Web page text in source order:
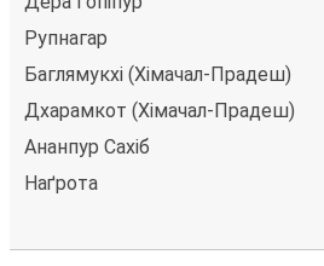
Також ви можете купити квиток
або в касі.
Рупнагар
Баглямукхі (Хімачал-Прадеш)
Дхарамкот (Хімачал-Прадеш)
Ананпур Сахіб
Наґрота